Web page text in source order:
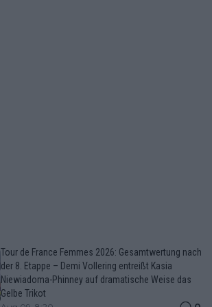
Tour de France Femmes 2026: Gesamtwertung nach
der 8. Etappe – Demi Vollering entreißt Kasia
Niewiadoma-Phinney auf dramatische Weise das
Gelbe Trikot